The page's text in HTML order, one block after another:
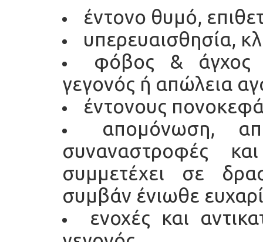
έντονο θυμό,
υπερευαισθησία,
φόβος & άγχος
γεγονός ή απώλεια
έντονους
απομόνωση,
συναναστροφές
συμμετέχει σε
συμβάν ένιωθε
ενοχές και